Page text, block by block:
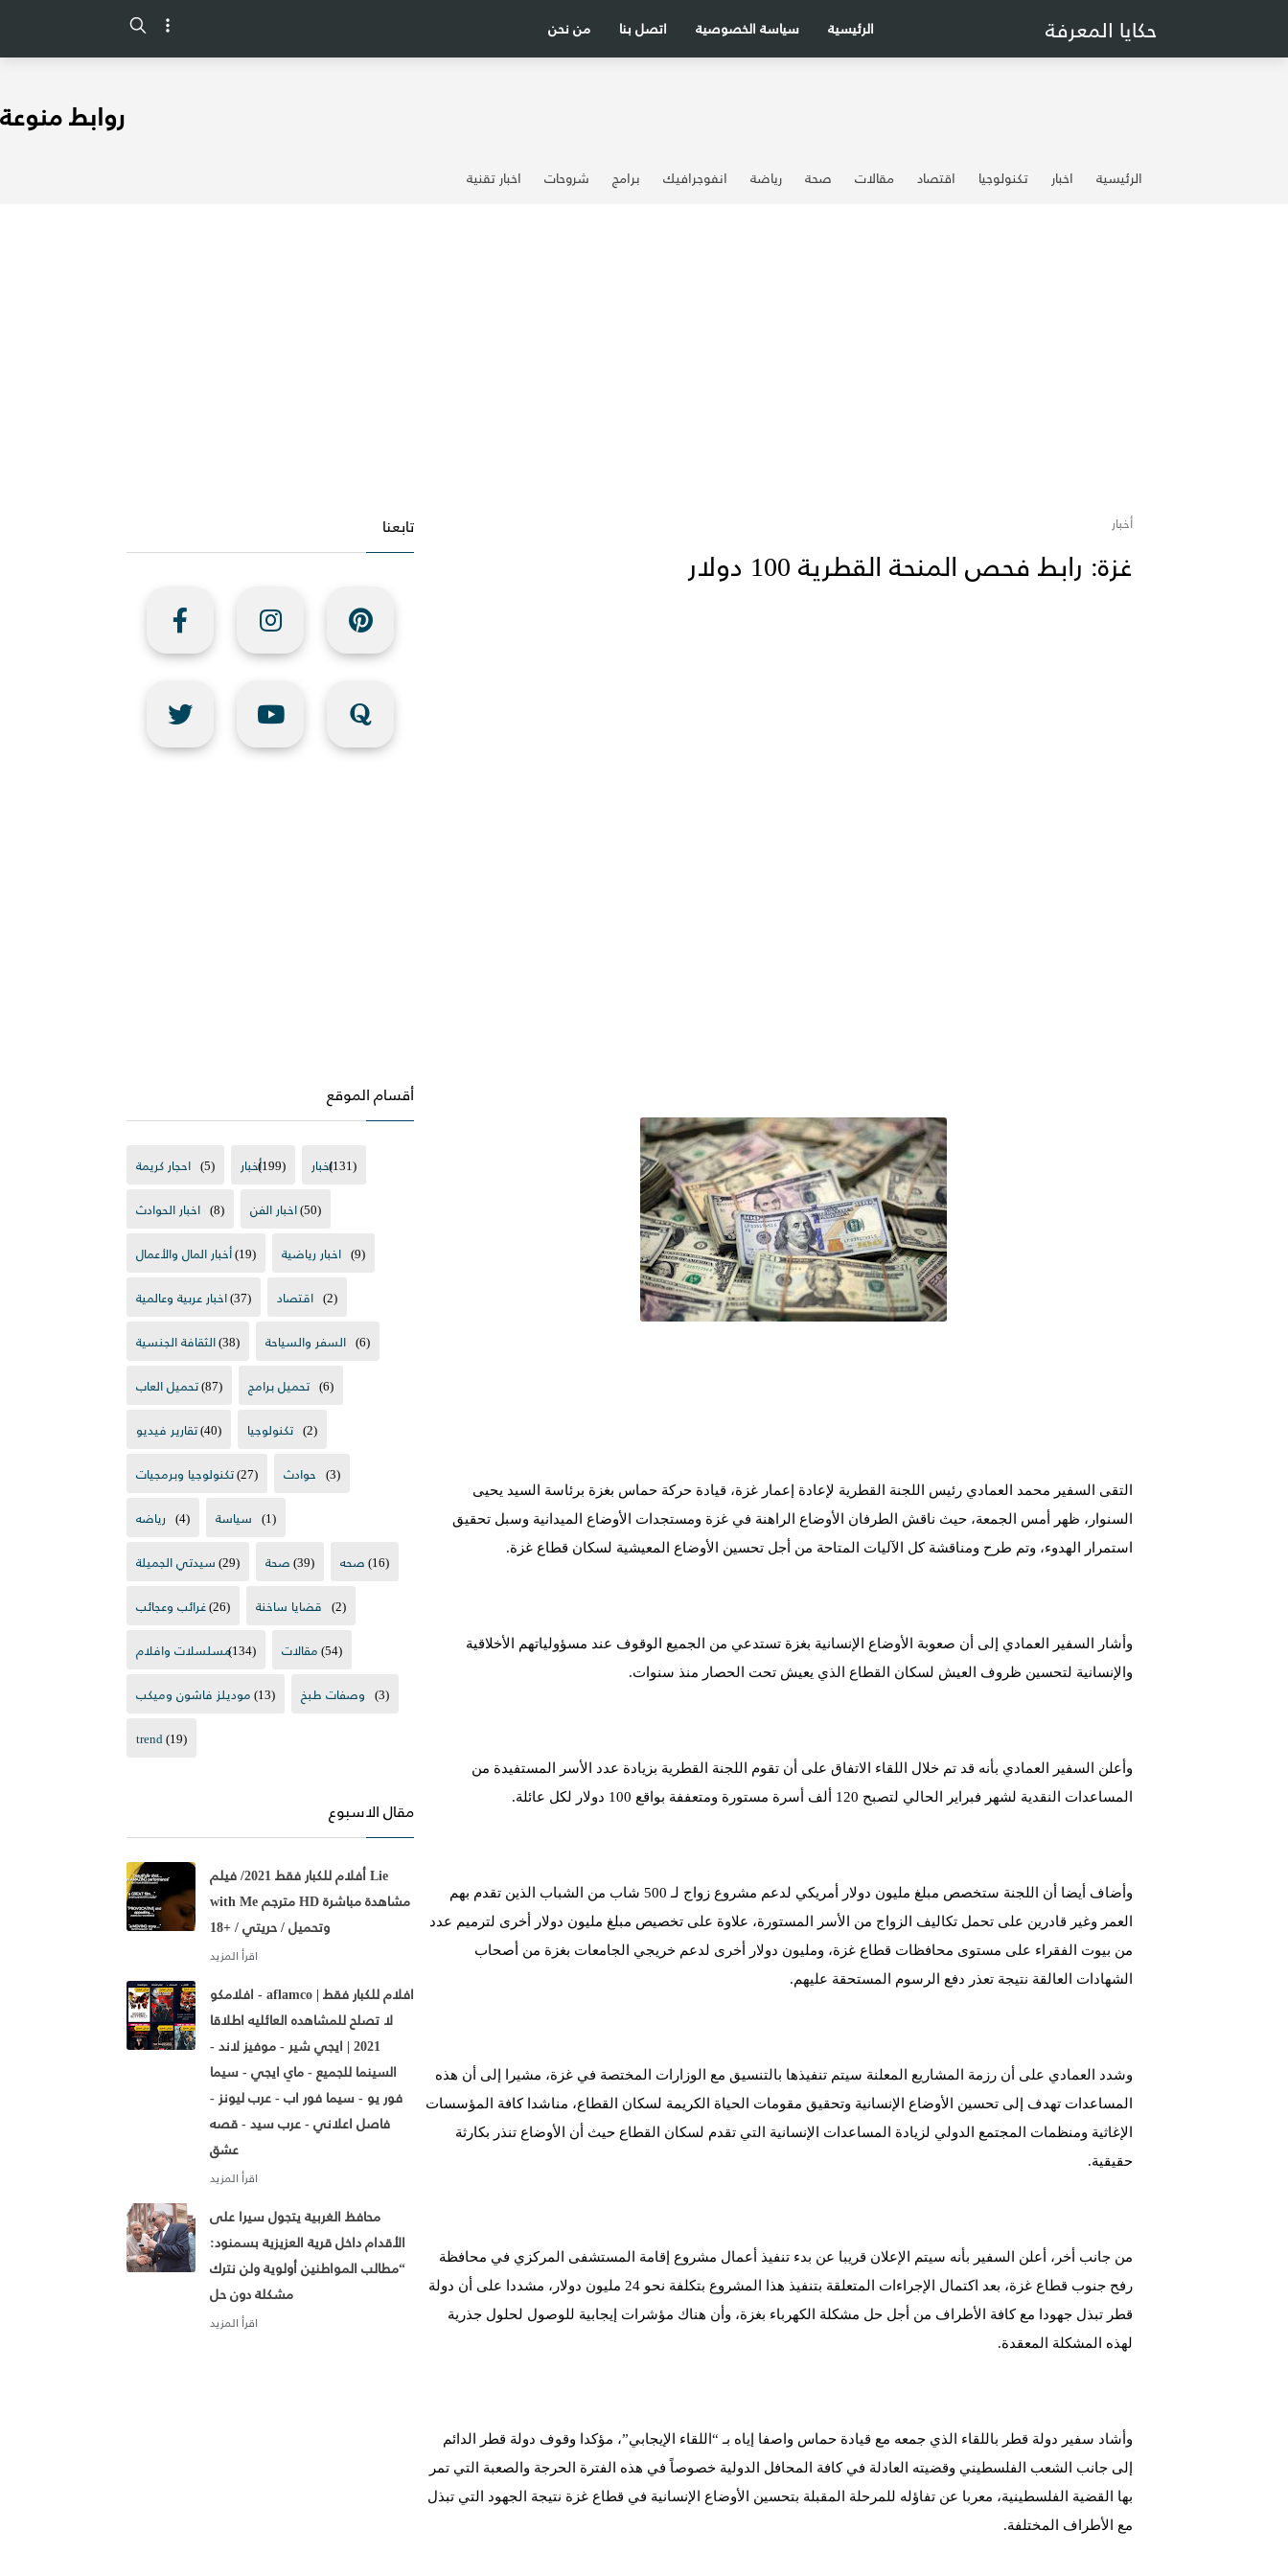
حكايا المعرفة من نحن اتصل بنا سياسة الخصوصية الرئيسية
روابط منوعة
الرئيسية اخبار تكنولوجيا اقتصاد مقالات صحة رياضة انفوجرافيك برامج شروحات اخبار تقنية
أخبار
غزة: رابط فحص المنحة القطرية 100 دولار
التقى السفير محمد العمادي رئيس اللجنة القطرية لإعادة إعمار غزة، قيادة حركة حماس بغزة برئاسة السيد يحيى
السنوار، ظهر أمس الجمعة، حيث ناقش الطرفان الأوضاع الراهنة في غزة ومستجدات الأوضاع الميدانية وسبل تحقيق
استمرار الهدوء، وتم طرح ومناقشة كل الآليات المتاحة من أجل تحسين الأوضاع المعيشية لسكان قطاع غزة.
وأشار السفير العمادي إلى أن صعوبة الأوضاع الإنسانية بغزة تستدعي من الجميع الوقوف عند مسؤولياتهم الأخلاقية
والإنسانية لتحسين ظروف العيش لسكان القطاع الذي يعيش تحت الحصار منذ سنوات.
وأعلن السفير العمادي بأنه قد تم خلال اللقاء الاتفاق على أن تقوم اللجنة القطرية بزيادة عدد الأسر المستفيدة من
المساعدات النقدية لشهر فبراير الحالي لتصبح 120 ألف أسرة مستورة ومتعففة بواقع 100 دولار لكل عائلة.
وأضاف أيضا أن اللجنة ستخصص مبلغ مليون دولار أمريكي لدعم مشروع زواج لـ 500 شاب من الشباب الذين تقدم بهم
العمر وغير قادرين على تحمل تكاليف الزواج من الأسر المستورة، علاوة على تخصيص مبلغ مليون دولار أخرى لترميم عدد
من بيوت الفقراء على مستوى محافظات قطاع غزة، ومليون دولار أخرى لدعم خريجي الجامعات بغزة من أصحاب
الشهادات العالقة نتيجة تعذر دفع الرسوم المستحقة عليهم.
وشدد العمادي على أن رزمة المشاريع المعلنة سيتم تنفيذها بالتنسيق مع الوزارات المختصة في غزة، مشيرا إلى أن هذه
المساعدات تهدف إلى تحسين الأوضاع الإنسانية وتحقيق مقومات الحياة الكريمة لسكان القطاع، مناشدا كافة المؤسسات
الإغاثية ومنظمات المجتمع الدولي لزيادة المساعدات الإنسانية التي تقدم لسكان القطاع حيث أن الأوضاع تنذر بكارثة
حقيقية.
من جانب أخر، أعلن السفير بأنه سيتم الإعلان قريبا عن بدء تنفيذ أعمال مشروع إقامة المستشفى المركزي في محافظة
رفح جنوب قطاع غزة، بعد اكتمال الإجراءات المتعلقة بتنفيذ هذا المشروع بتكلفة نحو 24 مليون دولار، مشددا على أن دولة
قطر تبذل جهودا مع كافة الأطراف من أجل حل مشكلة الكهرباء بغزة، وأن هناك مؤشرات إيجابية للوصول لحلول جذرية
لهذه المشكلة المعقدة.
وأشاد سفير دولة قطر باللقاء الذي جمعه مع قيادة حماس واصفا إياه بـ “اللقاء الإيجابي”، مؤكدا وقوف دولة قطر الدائم
إلى جانب الشعب الفلسطيني وقضيته العادلة في كافة المحافل الدولية خصوصاً في هذه الفترة الحرجة والصعبة التي تمر
بها القضية الفلسطينية، معربا عن تفاؤله للمرحلة المقبلة بتحسين الأوضاع الإنسانية في قطاع غزة نتيجة الجهود التي تبذل
مع الأطراف المختلفة.
تابعنا
أقسام الموقع
احجار كريمة (5) أخبار(199) اخبار(131)
اخبار الحوادث (8) اخبار الفن(50)
أخبار المال والأعمال(19) اخبار رياضية (9)
اخبار عربية وعالمية(37) اقتصاد (2)
الثقافة الجنسية(38) السفر والسياحة (6)
تحميل العاب(87) تحميل برامج (6)
تقارير فيديو(40) تكنولوجيا (2)
تكنولوجيا وبرمجيات(27) حوادث (3)
رياضه (4) سياسة (1)
سيدتي الجميلة(29) صحة(39) صحه(16)
غرائب وعجائب(26) قضايا ساخنة (2)
مسلسلات وافلام(134) مقالات(54)
موديلز فاشون وميكب(13) وصفات طبخ (3)
trend(19)
مقال الاسبوع
أفلام للكبار فقط 2021/ فيلم Lie
with Me مترجم HD مشاهدة مباشرة
وتحميل / حريتي / +18
افلامكو - aflamco | افلام للكبار فقط
لا تصلح للمشاهده العائليه اطلاقا
2021 | ايجي شير - موفيز لاند -
السينما للجميع - ماي ايجي - سيما
فور يو - سيما فور اب - عرب ليونز -
فاصل اعلاني - عرب سيد - قصه
عشق
محافظ الغربية يتجول سيرا على
الأقدام داخل قرية العزيزية بسمنود:
“مطالب المواطنين أولوية ولن نترك
مشكلة دون حل